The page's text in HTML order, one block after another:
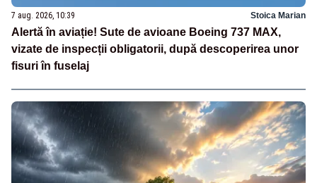
7 aug. 2026, 10:39 Stoica Marian
Alertă în aviație! Sute de avioane Boeing 737 MAX,
vizate de inspecții obligatorii, după descoperirea unor
fisuri în fuselaj